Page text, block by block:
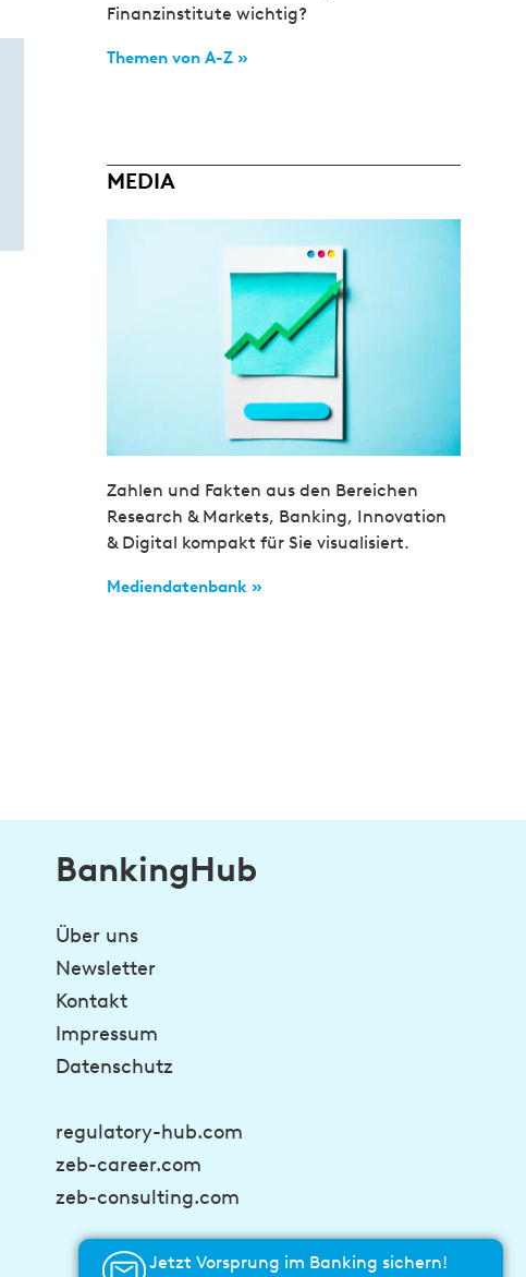
Finanzinstitute wichtig?
Themen von A-Z »
MEDIA
Zahlen und Fakten aus den Bereichen
Research & Markets, Banking, Innovation
& Digital kompakt für Sie visualisiert.
Mediendatenbank »
BankingHub
Über uns
Newsletter
Kontakt
Impressum
Datenschutz
regulatory-hub.com
zeb-career.com
zeb-consulting.com
Jetzt Vorsprung im Banking sichern!